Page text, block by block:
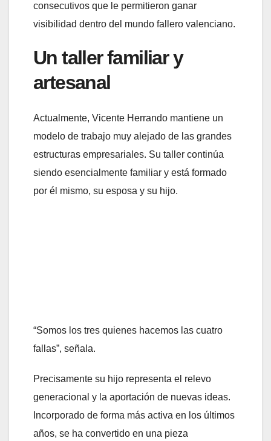
consecutivos que le permitieron ganar
visibilidad dentro del mundo fallero valenciano.
Un taller familiar y
artesanal
Actualmente, Vicente Herrando mantiene un
modelo de trabajo muy alejado de las grandes
estructuras empresariales. Su taller continúa
siendo esencialmente familiar y está formado
por él mismo, su esposa y su hijo.
“Somos los tres quienes hacemos las cuatro
fallas”, señala.
Precisamente su hijo representa el relevo
generacional y la aportación de nuevas ideas.
Incorporado de forma más activa en los últimos
años, se ha convertido en una pieza